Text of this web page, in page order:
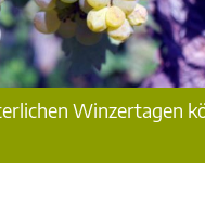
Winzertagen